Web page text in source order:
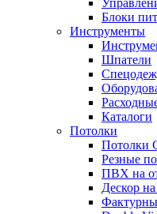
Блоки
Инструменты
Шпатели
Каталоги
Потолки
Потолки
Резные
ПВХ на
Дескор